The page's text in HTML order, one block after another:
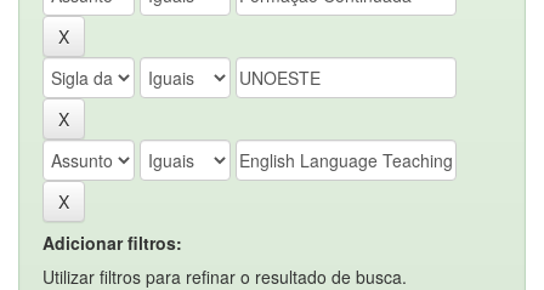
Adicionar filtros:
Utilizar filtros para refinar o resultado de busca.